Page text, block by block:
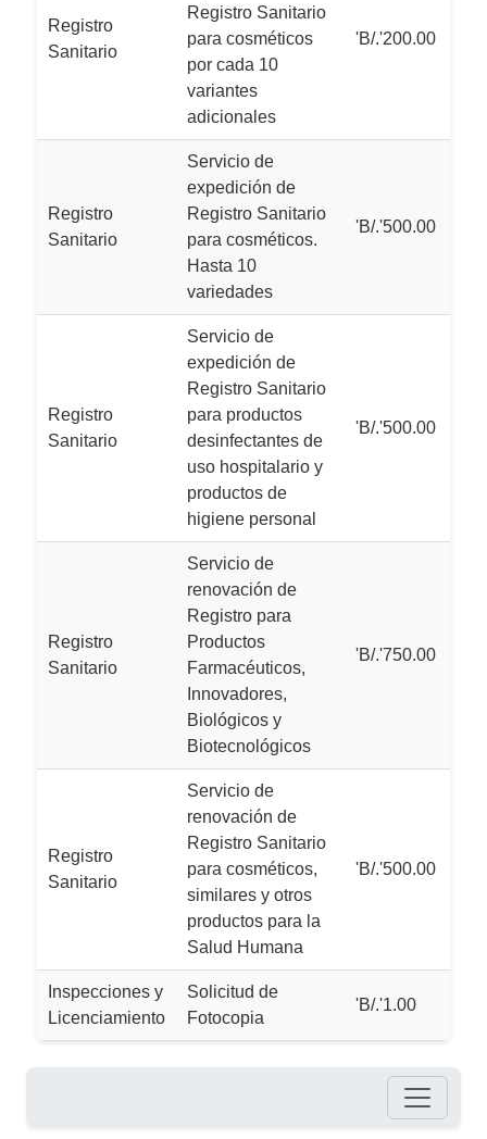
Registro
Sanitario
Registro Sanitario
para cosméticos
por cada 10
variantes
adicionales
'B/.'200.00
Registro
Sanitario
Servicio de
expedición de
Registro Sanitario
para cosméticos.
Hasta 10
variedades
'B/.'500.00
Registro
Sanitario
Servicio de
expedición de
Registro Sanitario
para productos
desinfectantes de
uso hospitalario y
productos de
higiene personal
'B/.'500.00
Registro
Sanitario
Servicio de
renovación de
Registro para
Productos
Farmacéuticos,
Innovadores,
Biológicos y
Biotecnológicos
'B/.'750.00
Registro
Sanitario
Servicio de
renovación de
Registro Sanitario
para cosméticos,
similares y otros
productos para la
Salud Humana
'B/.'500.00
Inspecciones y
Licenciamiento
Solicitud de
Fotocopia
'B/.'1.00